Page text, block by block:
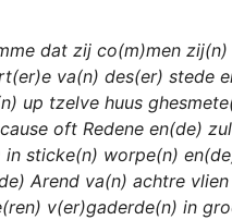
dat zij co(m)men
va(n) des(er) stede
up tzelve huus
oft Redene en(de)
sticke(n) worpe(n)
Arend va(n) achtre
v(er)gaderde(n) in